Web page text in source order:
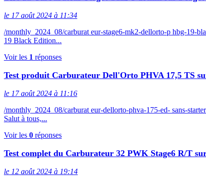
le 17 août 2024 à 11:34
/monthly_2024_08/carburat eur-stage6-mk2-dellorto-p hbg-19-
19 Black Edition...
Voir les 1 réponses
Test produit Carburateur Dell'Orto PHVA 17,5 TS
le 17 août 2024 à 11:16
/monthly_2024_08/carburat eur-dellorto-phva-175-ed- sans-
Salut à tous,...
Voir les 0 réponses
Test complet du Carburateur 32 PWK Stage6 R/T
le 12 août 2024 à 19:14